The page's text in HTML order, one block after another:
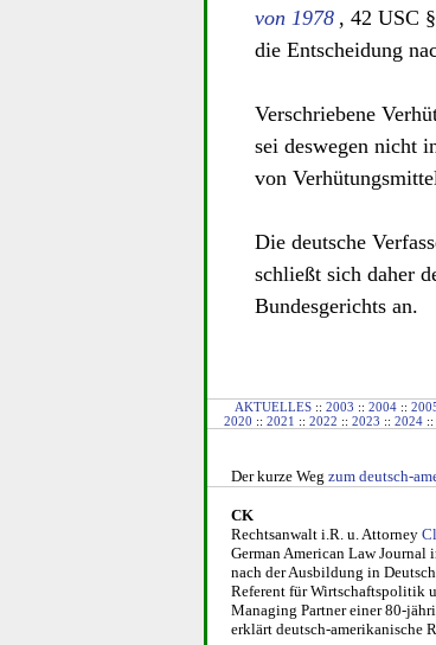
von 1978 , 42 USC
die Entscheidung
Verschriebene
sei deswegen nicht
von
Die deutsche
schließt sich daher
Bundesgerichts an.
AKTUELLES :: 2003 :: 2004 ::
2020 :: 2021 :: 2022 :: 2023 :: 2024 ::
Der kurze Weg zum deutsch-
CK
Rechtsanwalt i.R. u. Attorney
German Ame­ri­can Law
nach der Ausbildung in
Referent für Wirt­schafts­politik
Managing Part­ner einer 80-
erklärt deutsch-ame­ri­ka­ni­sche